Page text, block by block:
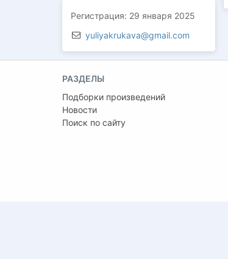
Регистрация: 29 января 2025
yuliyakrukava@gmail.com
РАЗДЕЛЫ
Подборки произведений
Новости
Поиск по сайту